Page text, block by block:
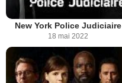
New York Police Judiciaire
18 mai 2022